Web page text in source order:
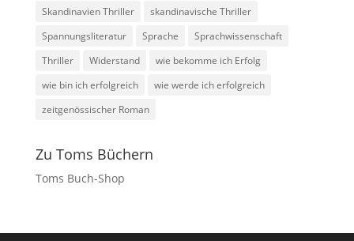
Skandinavien Thriller
skandinavische Thriller
Spannungsliteratur
Sprache
Sprachwissenschaft
Thriller
Widerstand
wie bekomme ich Erfolg
wie bin ich erfolgreich
wie werde ich erfolgreich
zeitgenössischer Roman
Zu Toms Büchern
Toms Buch-Shop